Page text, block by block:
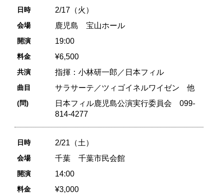
日時 2/17（火）
会場 鹿児島 宝山ホール
開演 19:00
料金 ¥6,500
共演 指揮：小林研一郎／日本フィル
曲目 サラサーテ／ツィゴイネルワイゼン 他
(問)
日本フィル鹿児島公演実行委員会 099-
814-4277
日時 2/21（土）
会場 千葉 千葉市民会館
開演 14:00
料金 ¥3,000